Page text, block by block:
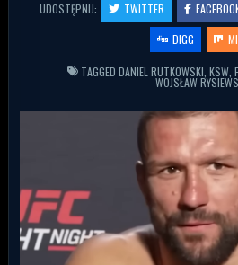
UDOSTĘPNIJ: TWITTER
DIGG
TAGGED DANIEL RUTKOWSKI KSW,
WOJSŁAW